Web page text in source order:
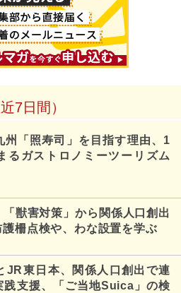
7日間）
州「照寿司」を目指す理由、1
るガストロノミーツーリズム
獣害対策」から関係人口創出
柵点検や、わな設置を学ぶ
JR東日本、関係人口創出で連
践支援、「ご当地Suica」の検